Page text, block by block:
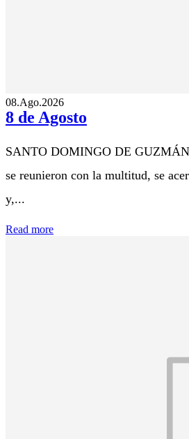
08.Ago.2026
8 de Agosto
SANTO DOMINGO DE
se reunieron con la multitud, se
y,...
Read more